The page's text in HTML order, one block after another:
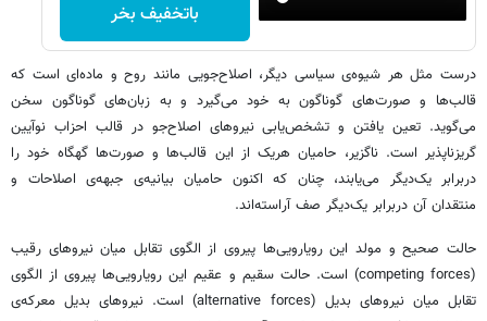
باتخفیف بخر
درست مثل هر شیوه‌ی سیاسی دیگر، اصلاح‌جویی مانند روح و ماده‌ای است که
قالب‌ها و صورت‌های گوناگون به خود می‌گیرد و به زبان‌های گوناگون سخن
می‌گوید. تعین یافتن و تشخص‌یابی نیروهای اصلاح‌جو در قالب احزاب نوآیین
گریزناپذیر است. ناگزیر، حامیان هریک از این قالب‌ها و صورت‌ها گهگاه خود را
دربرابر یک‌دیگر می‌یابند، چنان که اکنون حامیان بیانیه‌ی جبهه‌ی اصلاحات و
منتقدان آن دربرابر یک‌دیگر صف آراسته‌اند.
حالت صحیح و مولد این رویارویی‌ها پیروی از الگوی تقابل میان نیروهای رقیب
(competing forces) است. حالت سقیم و عقیم این رویارویی‌ها پیروی از الگوی
تقابل میان نیروهای بدیل (alternative forces) است. نیروهای بدیل معرکه‌ی